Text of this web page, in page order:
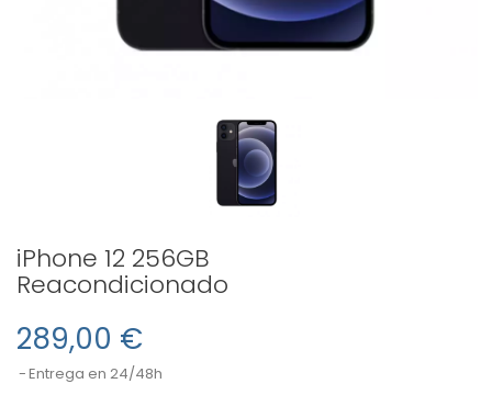
iPhone 12 256GB
Reacondicionado
289,00 €
Entrega en 24/48h